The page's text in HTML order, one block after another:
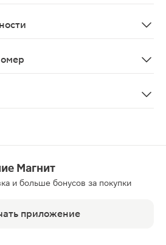
Магнит
и больше бонусов за покупки
приложение